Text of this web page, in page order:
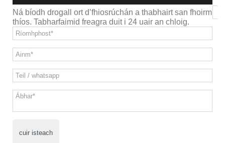
Ná bíodh drogall ort d’fhiosrúchán a thabhairt san fhoirm
thíos. Tabharfaimid freagra duit i 24 uair an chloig.
cuir isteach